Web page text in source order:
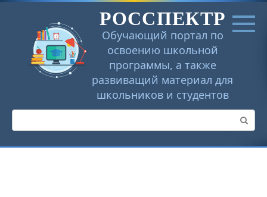
Перейти
РОССПЕКТР
Обучающий портал по
освоению школьной
программы, а также
развиващий материал для
школьников и студентов
Поиск: